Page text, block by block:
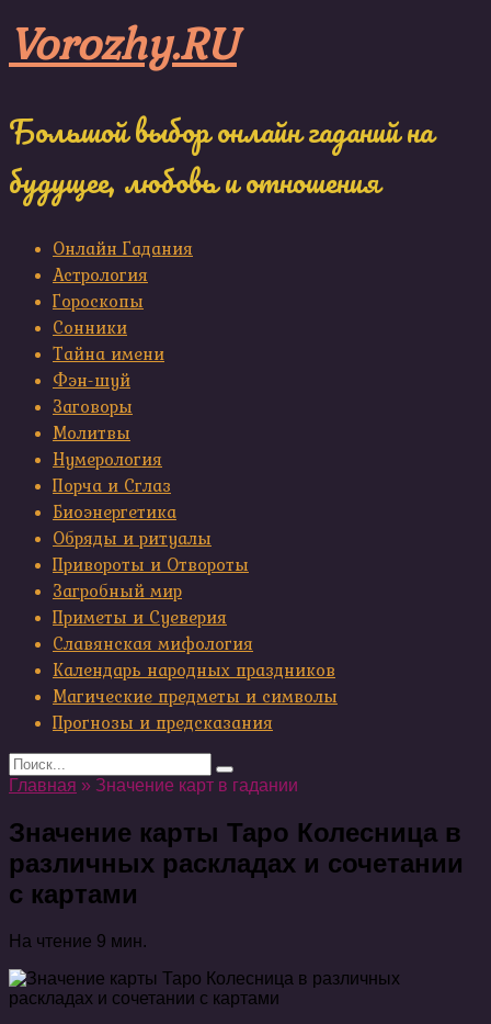
to
content
Vorozhy.RU
Большой выбор онлайн гаданий на
будущее, любовь и отношения
Онлайн Гадания
Астрология
Гороскопы
Сонники
Тайна имени
Фэн-шуй
Заговоры
Молитвы
Нумерология
Порча и Сглаз
Биоэнергетика
Обряды и ритуалы
Привороты и Отвороты
Загробный мир
Приметы и Суеверия
Славянская мифология
Календарь народных праздников
Магические предметы и символы
Прогнозы и предсказания
Search
for:
Главная » Значение карт в гадании
Значение карты Таро Колесница в
различных раскладах и сочетании
с картами
На чтение 9 мин.